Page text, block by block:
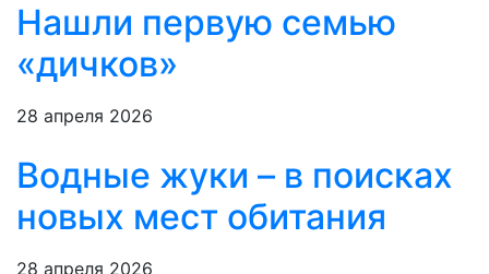
Нашли первую семью
«дичков»
28 апреля 2026
Водные жуки – в поисках
новых мест обитания
28 апреля 2026